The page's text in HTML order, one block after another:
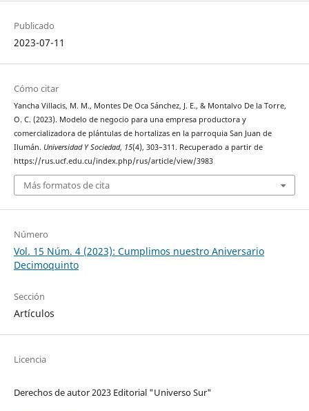
Publicado
2023-07-11
Cómo citar
Yancha Villacis, M. M., Montes De Oca Sánchez, J. E., & Montalvo De la Torre,
O. C. (2023). Modelo de negocio para una empresa productora y
comercializadora de plántulas de hortalizas en la parroquia San Juan de
Ilumán. Universidad Y Sociedad, 15(4), 303–311. Recuperado a partir de
https://rus.ucf.edu.cu/index.php/rus/article/view/3983
Más formatos de cita
Número
Vol. 15 Núm. 4 (2023): Cumplimos nuestro Aniversario
Decimoquinto
Sección
Artículos
Licencia
Derechos de autor 2023 Editorial "Universo Sur"